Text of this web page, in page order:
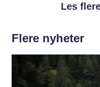
Les
Flere nyheter